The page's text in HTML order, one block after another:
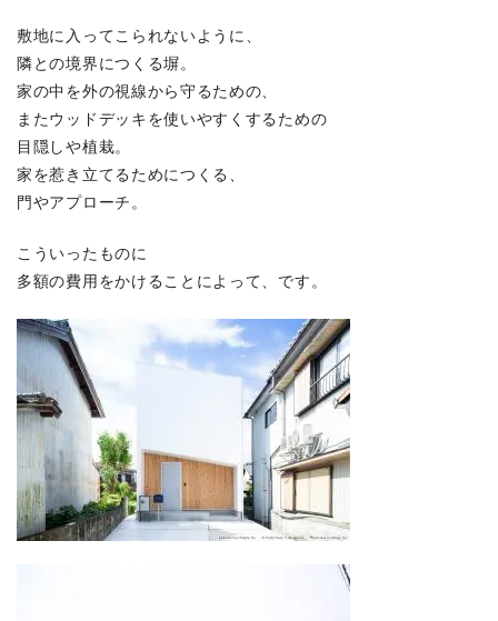
敷地に入ってこられないように、
隣との境界につくる塀。
家の中を外の視線から守るための、
またウッドデッキを使いやすくするための
目隠しや植栽。
家を惹き立てるためにつくる、
門やアプローチ。
こういったものに
多額の費用をかけることによって、です。